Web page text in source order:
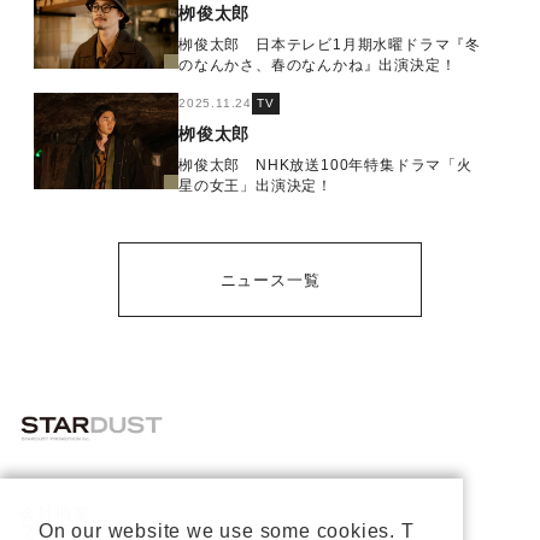
栁俊太郎
栁俊太郎 日本テレビ1月期水曜ドラマ『冬
のなんかさ、春のなんかね』出演決定！
2025.11.24 TV
栁俊太郎
栁俊太郎 NHK放送100年特集ドラマ「火
星の女王」出演決定！
ニュース一覧
プライバシーポリシー
On our website we use some cookies. T